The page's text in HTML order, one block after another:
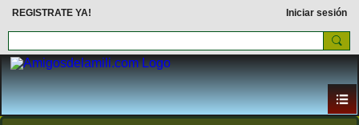
REGISTRATE YA! Iniciar sesión